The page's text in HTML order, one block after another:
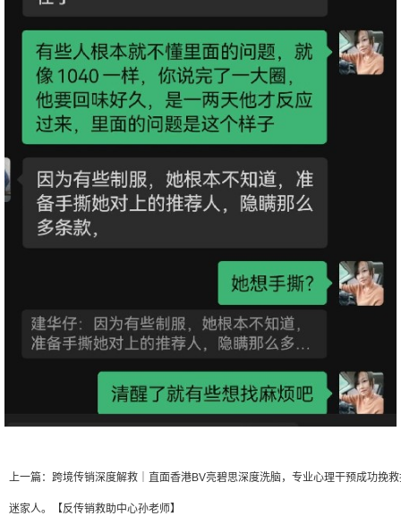
上一篇： 跨境传销深度解救｜直面香港BV亮碧思深度洗脑，专业心理干预成功挽
迷家人。【反传销救助中心孙老师】